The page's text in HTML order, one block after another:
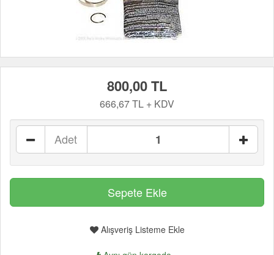
800,00 TL
666,67 TL + KDV
Adet
Alışveriş Listeme Ekle